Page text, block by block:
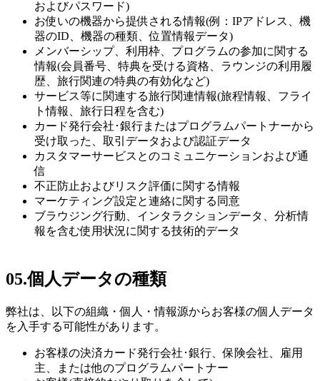
およびパスワード)
お使いの機器から提供される情報(例：IPアドレス、機
器のID、機器の種類、位置情報データ)
メンバーシップ、利用枠、プログラムの参加に関する
情報(会員番号、特典を受ける資格、ラウンジの利用履
歴、旅行関連の特典の有効化など)
サービス等に関連する旅行関連情報(旅程情報、フライ
ト情報、旅行日程を含む)
カード発行会社･銀行またはプログラムパートナーから
受け取った、取引データおよび認証データ
カスタマーサービスとのコミュニケーションおよび通
信
不正防止およびリスク評価に関する情報
マーケティング設定と連絡に関する同意
ブラウジング行動、インタラクションデータ、分析情
報を含む使用状況に関する技術的データ
05.個人データの種類
弊社は、以下の組織・個人・情報源からお客様の個人データ
を入手する可能性があります。
お客様の決済カード発行会社･銀行、保険会社、雇用
主、または他のプログラムパートナー